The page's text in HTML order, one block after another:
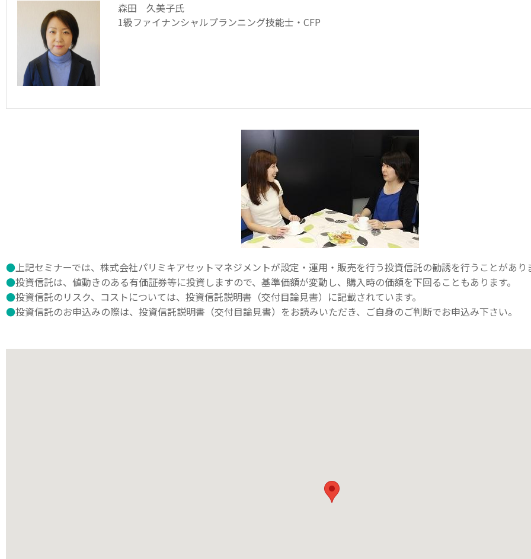
森田 久美子氏
1級ファイナンシャルプランニング技能士・CFP
●上記セミナーでは、株式会社パリミキアセットマネジメントが設定・運用・販売を行う投資信託の勧誘を行うことがあり
●投資信託は、値動きのある有価証券等に投資しますので、基準価額が変動し、購入時の価額を下回ることもあります。
●投資信託のリスク、コストについては、投資信託説明書（交付目論見書）に記載されています。
●投資信託のお申込みの際は、投資信託説明書（交付目論見書）をお読みいただき、ご自身のご判断でお申込み下さい。